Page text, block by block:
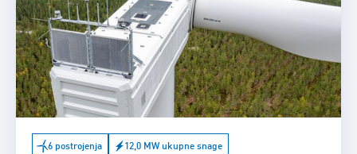
6 postrojenja 12,0 MW ukupne snage